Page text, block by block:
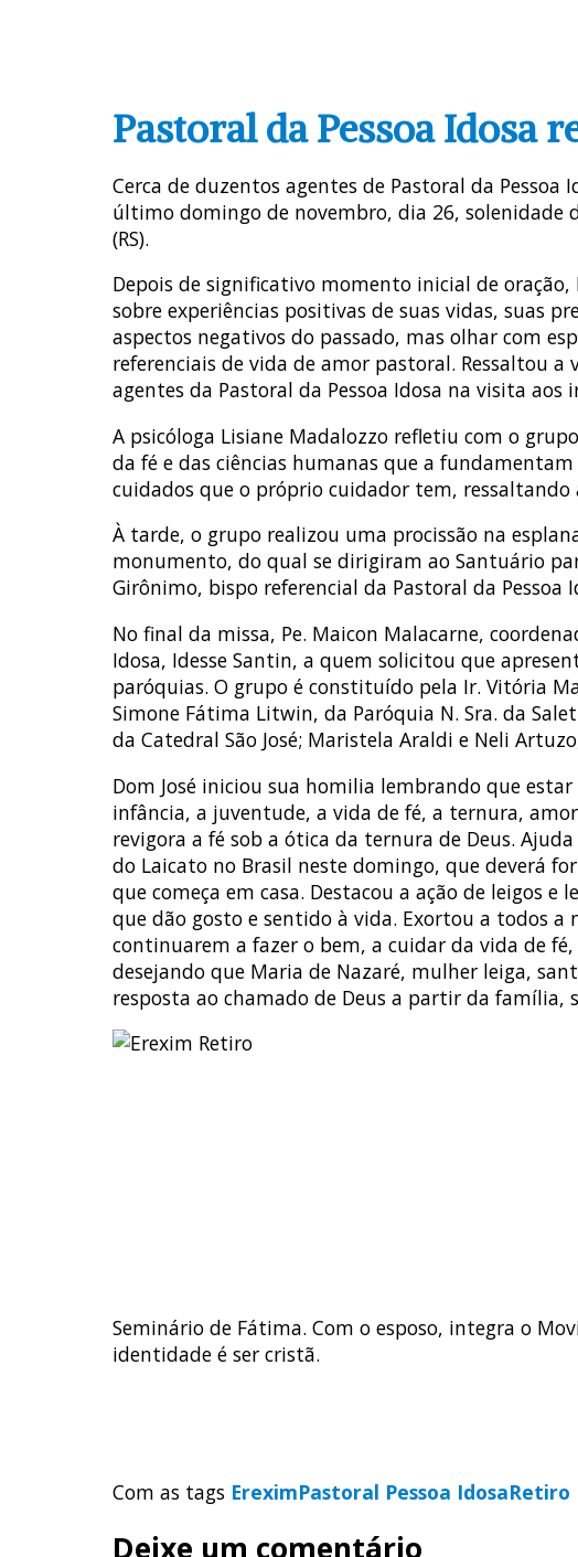
Pastoral da Pessoa Idosa
Cerca de duzentos agentes de Pastoral da
último domingo de novembro, dia 26, solenidade
(RS).
Depois de significativo momento inicial de
sobre experiências positivas de suas vidas, suas
aspectos negativos do passado, mas olhar com
referenciais de vida de amor pastoral. Ressaltou
agentes da Pastoral da Pessoa Idosa na visita
A psicóloga Lisiane Madalozzo refletiu com o
da fé e das ciências humanas que a
cuidados que o próprio cuidador tem,
À tarde, o grupo realizou uma procissão na
monumento, do qual se dirigiram ao Santuário
Girônimo, bispo referencial da Pastoral da Pessoa
No final da missa, Pe. Maicon Malacarne,
Idosa, Idesse Santin, a quem solicitou que
paróquias. O grupo é constituído pela Ir. Vitória
Simone Fátima Litwin, da Paróquia N. Sra. da
da Catedral São José; Maristela Araldi e Neli
Dom José iniciou sua homilia lembrando que
infância, a juventude, a vida de fé, a ternura,
revigora a fé sob a ótica da ternura de Deus.
do Laicato no Brasil neste domingo, que deverá
que começa em casa. Destacou a ação de leigos
que dão gosto e sentido à vida. Exortou a todos
continuarem a fazer o bem, a cuidar da vida de
desejando que Maria de Nazaré, mulher leiga,
resposta ao chamado de Deus a partir da família,
Seminário de Fátima. Com o esposo, integra o
identidade é ser cristã.
Com as tags EreximPastoral Pessoa IdosaRetiro
Deixe um comentário